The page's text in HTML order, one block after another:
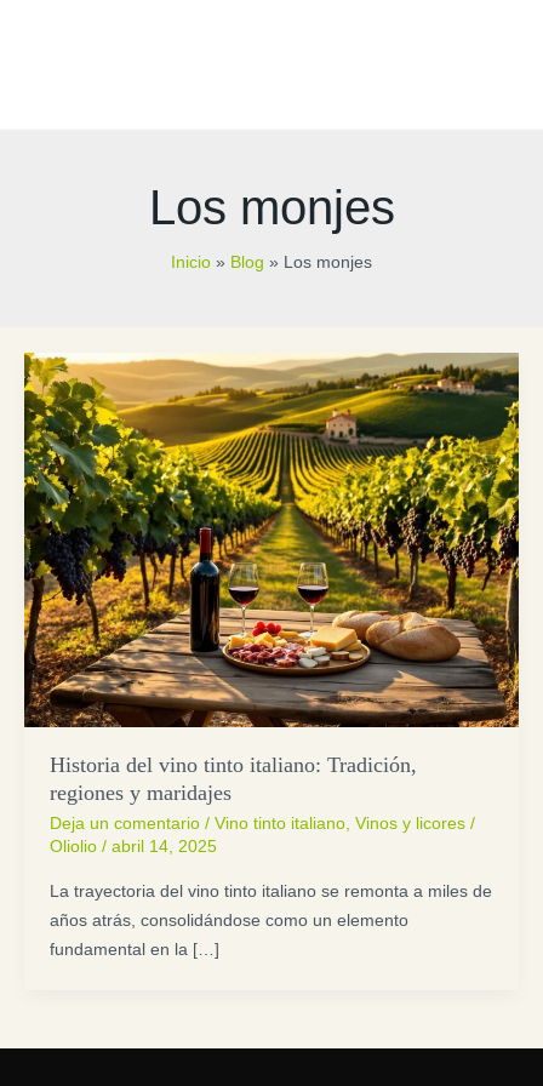
Los monjes
Inicio Blog Los monjes
Historia del vino tinto italiano: Tradición,
regiones y maridajes
Deja un comentario / Vino tinto italiano, Vinos y licores/
Oliolio / abril 14, 2025
La trayectoria del vino tinto italiano se remonta a miles de
años atrás, consolidándose como un elemento
fundamental en la […]